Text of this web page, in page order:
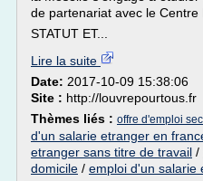
de partenariat avec le Centre
STATUT ET...
Lire la suite
Date: 2017-10-09 15:38:06
Site : http://louvrepourtous.fr
Thèmes liés : offre d'emploi
d'un salarie etranger en
etranger sans titre de travail /
domicile / emploi d'un salarie